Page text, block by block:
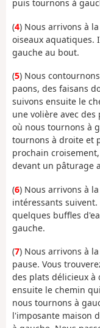
puis tournons à
(4) Nous arrivons à
oiseaux aquatiques.
gauche au bout.
(5) Nous
paons, des faisans
suivons ensuite le
une volière avec
où nous tournons à
tournons à droite et
prochain
devant un pâturage
(6) Nous arrivons à
intéressants
quelques buffles
gauche.
(7) Nous arrivons à
pause. Vous
des plats délicieux à
ensuite le chemin
nous tournons à
l'imposante maison